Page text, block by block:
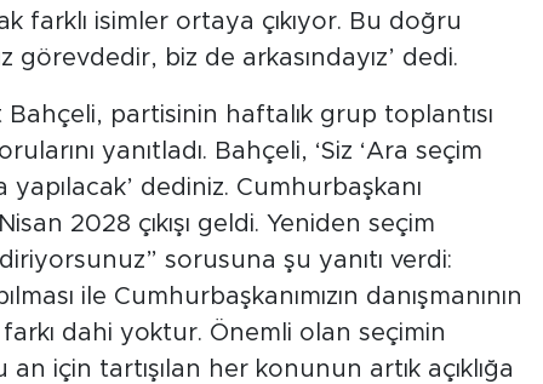
farklı isimler ortaya çıkıyor. Bu doğru
görevdedir, biz de arkasındayız’ dedi.
Bahçeli, partisinin haftalık grup toplantısı
yanıtladı. Bahçeli, ‘Siz ‘Ara seçim
dediniz. Cumhurbaşkanı
2028 çıkışı geldi. Yeniden seçim
sorusuna şu yanıtı verdi:
ile Cumhurbaşkanımızın danışmanının
dahi yoktur. Önemli olan seçimin
an için tartışılan her konunun artık açıklığa